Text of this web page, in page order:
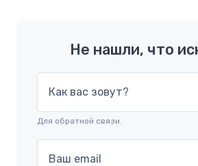
Не нашли, что
Как вас зовут?
Для обратной связи.
Ваш email